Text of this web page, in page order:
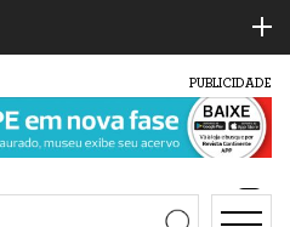
PUBLICIDADE